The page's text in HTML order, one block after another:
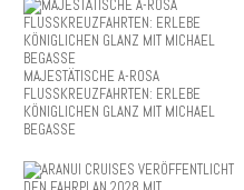
MAJESTÄTISCHE A-ROSA
FLUSSKREUZFAHRTEN: ERLEBE
KÖNIGLICHEN GLANZ MIT MICHAEL
BEGASSE